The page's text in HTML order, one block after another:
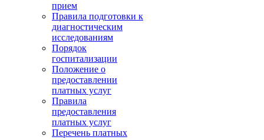
прием
Правила подготовки к
диагностическим
исследованиям
Порядок
госпитализации
Положение о
предоставлении
платных услуг
Правила
предоставления
платных услуг
Перечень платных